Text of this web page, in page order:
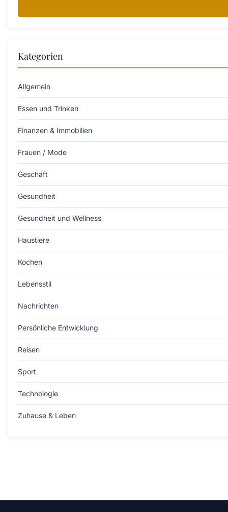
Kategorien
Allgemein
Essen und Trinken
Finanzen & Immobilien
Frauen / Mode
Geschäft
Gesundheit
Gesundheit und Wellness
Haustiere
Kochen
Lebensstil
Nachrichten
Persönliche Entwicklung
Reisen
Sport
Technologie
Zuhause & Leben